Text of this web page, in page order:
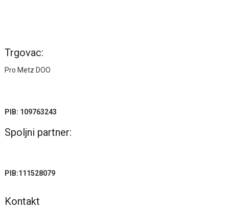
Trgovac:
Pro Metz DOO
PIB: 109763243
Spoljni partner:
PIB:111528079
Kontakt